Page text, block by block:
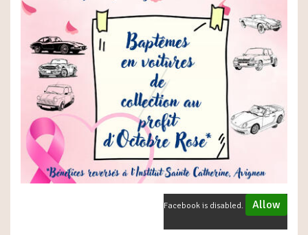
Facebook is disabled. Allow